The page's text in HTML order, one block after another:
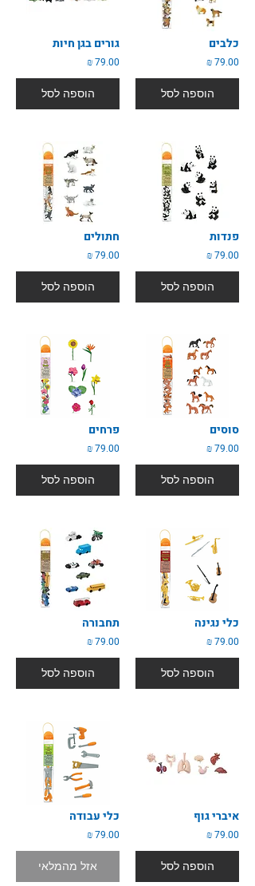
כלבים
79.00 ₪
הוספה לסל
גורים בגן חיות
79.00 ₪
הוספה לסל
פנדות
79.00 ₪
הוספה לסל
חתולים
79.00 ₪
הוספה לסל
סוסים
79.00 ₪
הוספה לסל
פרחים
79.00 ₪
הוספה לסל
כלי נגינה
79.00 ₪
הוספה לסל
תחבורה
79.00 ₪
הוספה לסל
איברי גוף
79.00 ₪
הוספה לסל
כלי עבודה
79.00 ₪
אזל מהמלאי